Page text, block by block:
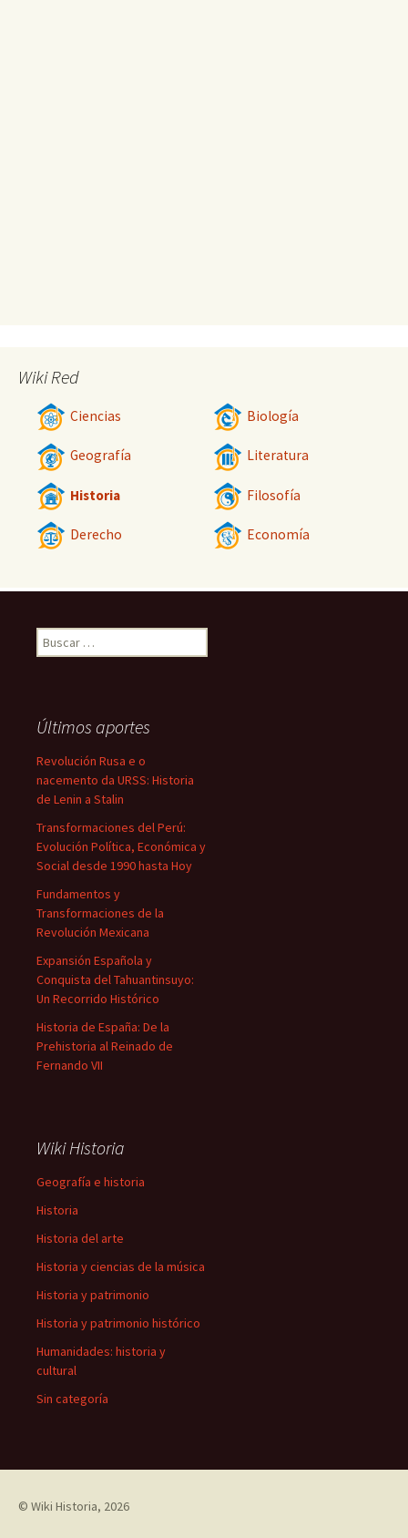
Wiki Red
Ciencias Biología
Geografía Literatura
Historia Filosofía
Derecho Economía
Buscar:
Últimos aportes
Revolución Rusa e o
nacemento da URSS: Historia
de Lenin a Stalin
Transformaciones del Perú:
Evolución Política, Económica y
Social desde 1990 hasta Hoy
Fundamentos y
Transformaciones de la
Revolución Mexicana
Expansión Española y
Conquista del Tahuantinsuyo:
Un Recorrido Histórico
Historia de España: De la
Prehistoria al Reinado de
Fernando VII
Wiki Historia
Geografía e historia
Historia
Historia del arte
Historia y ciencias de la música
Historia y patrimonio
Historia y patrimonio histórico
Humanidades: historia y
cultural
Sin categoría
© Wiki Historia, 2026